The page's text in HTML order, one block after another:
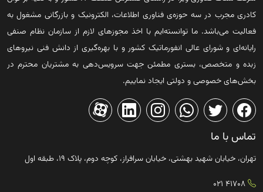
کادری مجرب در سه حوزه‌ی فناوری اطلاعات، الکترونیک و بازرگانی مشغول به
فعالیت می‌باشد. ما توانسته‌ایم با اخذ مجوزهای لازم از سازمان نظام صنفی
رایانه‌ای و شورای عالی انفورماتیک کشور و با بهره‌گیری از دانش فنی نیروهای
زبده و متخصص، بستری مطمئن جهت سرویس‌دهی به مشتریان محترم در
بخش‌های خصوصی و دولتی ایجاد نماییم.
تماس با ما
تهران، خیابان شهید بهشتی، خیابان سرافراز، کوچه دوم، پلاک ۱۹، طبقه اول
41708 021